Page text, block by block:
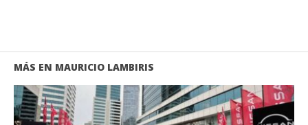
MÁS EN MAURICIO LAMBIRIS